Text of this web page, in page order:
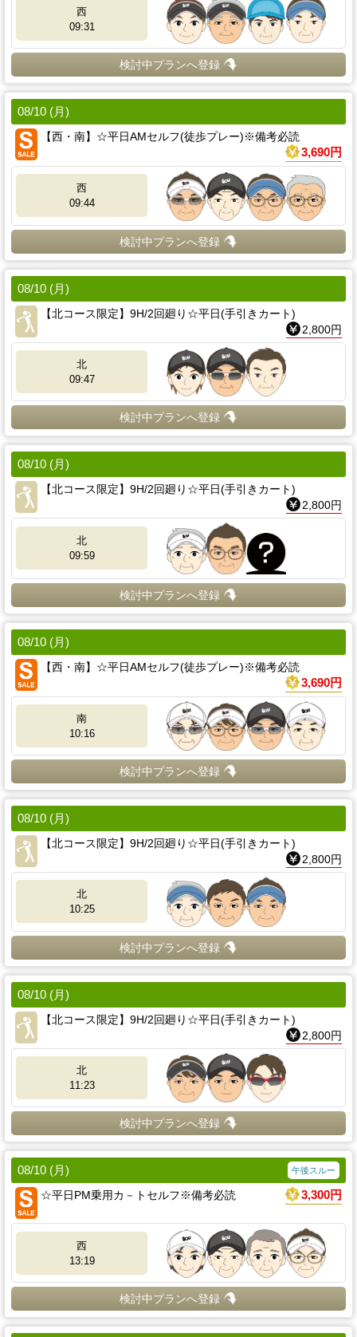
西
09:31
検討中プランへ登録
08/10 (月)
【西・南】☆平日AMセルフ(徒歩プレー)※備考必読
3,690円
西
09:44
検討中プランへ登録
08/10 (月)
【北コース限定】9H/2回廻り☆平日(手引きカート)
2,800円
北
09:47
検討中プランへ登録
08/10 (月)
【北コース限定】9H/2回廻り☆平日(手引きカート)
2,800円
北
09:59
検討中プランへ登録
08/10 (月)
【西・南】☆平日AMセルフ(徒歩プレー)※備考必読
3,690円
南
10:16
検討中プランへ登録
08/10 (月)
【北コース限定】9H/2回廻り☆平日(手引きカート)
2,800円
北
10:25
検討中プランへ登録
08/10 (月)
【北コース限定】9H/2回廻り☆平日(手引きカート)
2,800円
北
11:23
検討中プランへ登録
08/10 (月) 午後スルー
☆平日PM乗用カ－トセルフ※備考必読 3,300円
西
13:19
検討中プランへ登録